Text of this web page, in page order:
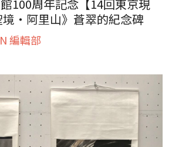
100周年記念【14回東京現
・阿里山》蒼翠的紀念碑
編輯部